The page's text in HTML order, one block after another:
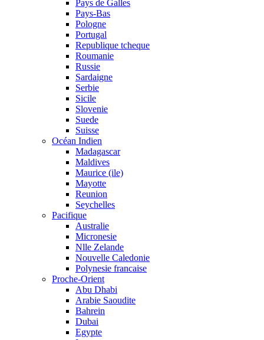
Pays de Galles
Pays-Bas
Pologne
Portugal
Republique tcheque
Roumanie
Russie
Sardaigne
Serbie
Sicile
Slovenie
Suede
Suisse
Océan Indien
Madagascar
Maldives
Maurice (ile)
Mayotte
Reunion
Seychelles
Pacifique
Australie
Micronesie
Nlle Zelande
Nouvelle Caledonie
Polynesie francaise
Proche-Orient
Abu Dhabi
Arabie Saoudite
Bahrein
Dubai
Egypte